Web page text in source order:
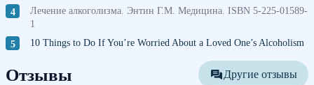
Лечение алкоголизма. Энтин Г.М. Медицина. ISBN 5-225-01589-
1
10 Things to Do If You’re Worried About a Loved One’s Alcoholism
Отзывы Другие отзывы